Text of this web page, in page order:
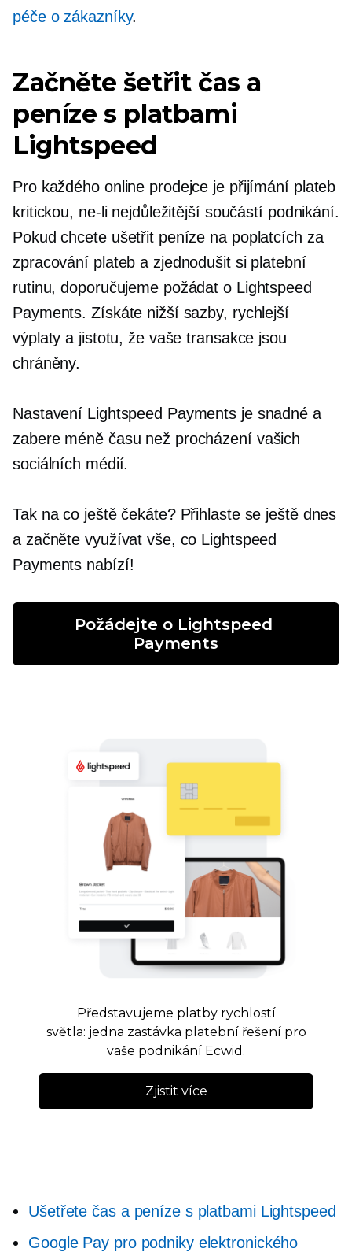
péče o zákazníky.
Začněte šetřit čas a
peníze s platbami
Lightspeed
Pro každého online prodejce je přijímání plateb
kritickou, ne-li nejdůležitější součástí podnikání.
Pokud chcete ušetřit peníze na poplatcích za
zpracování plateb a zjednodušit si platební
rutinu, doporučujeme požádat o Lightspeed
Payments. Získáte nižší sazby, rychlejší
výplaty a jistotu, že vaše transakce jsou
chráněny.
Nastavení Lightspeed Payments je snadné a
zabere méně času než procházení vašich
sociálních médií.
Tak na co ještě čekáte? Přihlaste se ještě dnes
a začněte využívat vše, co Lightspeed
Payments nabízí!
Požádejte o Lightspeed
Payments
Představujeme platby rychlostí
světla: jedna zastávka platební řešení pro
vaše podnikání Ecwid.
Zjistit více
Ušetřete čas a peníze s platbami Lightspeed
Google Pay pro podniky elektronického